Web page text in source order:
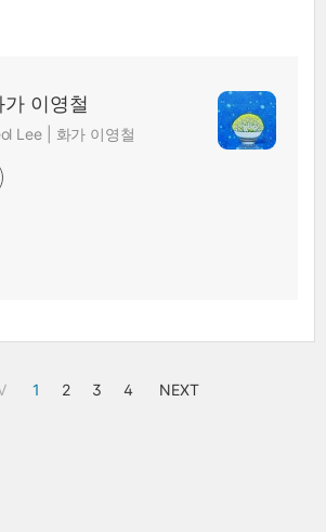
이영철
Lee | 화가 이영철
1 2 3 4 NEXT